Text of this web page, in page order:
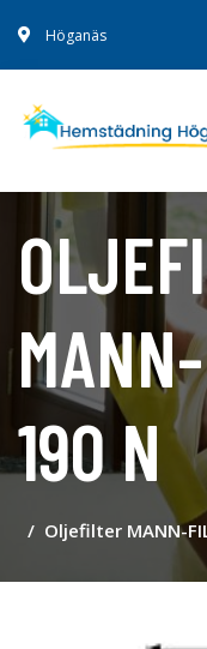
Höganäs
190 N
Oljefilter MANN-